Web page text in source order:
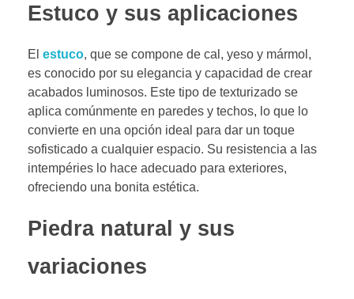
Estuco y sus aplicaciones
El estuco, que se compone de cal, yeso y mármol,
es conocido por su elegancia y capacidad de crear
acabados luminosos. Este tipo de texturizado se
aplica comúnmente en paredes y techos, lo que lo
convierte en una opción ideal para dar un toque
sofisticado a cualquier espacio. Su resistencia a las
intempéries lo hace adecuado para exteriores,
ofreciendo una bonita estética.
Piedra natural y sus
variaciones